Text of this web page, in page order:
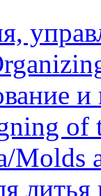
и
of
Molds
литья